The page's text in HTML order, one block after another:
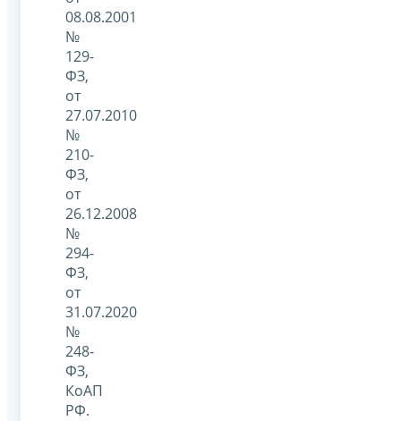
08.08.2001
№
129-
ФЗ,
от
27.07.2010
№
210-
ФЗ,
от
26.12.2008
№
294-
ФЗ,
от
31.07.2020
№
248-
ФЗ,
КоАП
РФ.